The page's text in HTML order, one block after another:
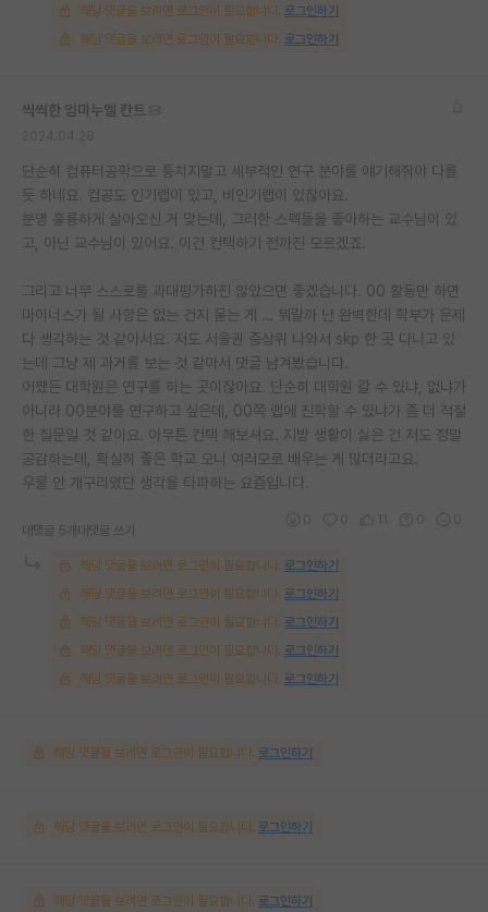
해당 댓글을 보려면 로그인이 필요합니다. 로그인하기
해당 댓글을 보려면 로그인이 필요합니다. 로그인하기
씩씩한 임마누엘 칸트
단순히 컴퓨터공학으로 퉁치지말고 세부적인 연구 분야를 얘기해줘야 다를
듯 하네요. 컴공도 인기랩이 있고, 비인기랩이 있잖아요.
분명 훌륭하게 살아오신 거 맞는데, 그러한 스펙들을 좋아하는 교수님이 있
고, 아닌 교수님이 있어요. 이건 컨택하기 전까진 모르겠죠.
그리고 너무 스스로를 과대평가하진 않았으면 좋겠습니다. 00 활동만 하면
마이너스가 될 사항은 없는 건지 묻는 게 … 뭐랄까 난 완벽한데 학부가 문제
다 생각하는 것 같아서요. 저도 서울권 중상위 나와서 skp 한 곳 다니고 있
는데 그냥 제 과거를 보는 것 같아서 댓글 남겨봤습니다.
어쨌든 대학원은 연구를 하는 곳이잖아요. 단순히 대학원 갈 수 있냐, 없냐가
아니라 00분야를 연구하고 싶은데, 00쪽 랩에 진학할 수 있냐가 좀 더 적절
한 질문일 것 같아요. 아무튼 컨택 해보셔요. 지방 생활이 싫은 건 저도 정말
공감하는데, 확실히 좋은 학교 오니 여러모로 배우는 게 많더라고요.
우물 안 개구리였단 생각을 타파하는 요즘입니다.
대댓글 5개 대댓글 쓰기
해당 댓글을 보려면 로그인이 필요합니다. 로그인하기
해당 댓글을 보려면 로그인이 필요합니다. 로그인하기
해당 댓글을 보려면 로그인이 필요합니다. 로그인하기
해당 댓글을 보려면 로그인이 필요합니다. 로그인하기
해당 댓글을 보려면 로그인이 필요합니다. 로그인하기
해당 댓글을 보려면 로그인이 필요합니다. 로그인하기
해당 댓글을 보려면 로그인이 필요합니다. 로그인하기
해당 댓글을 보려면 로그인이 필요합니다. 로그인하기